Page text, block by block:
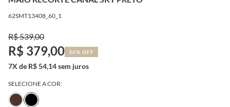
62SMT13408_60_1
R$ 539,00
R$ 379,00 30% OFF
7X de R$ 54,14 sem juros
SELECIONE A COR: